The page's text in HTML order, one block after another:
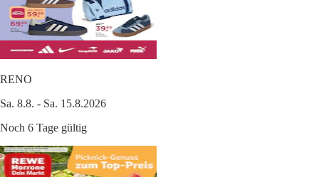
RENO
Sa. 8.8. - Sa. 15.8.2026
Noch 6 Tage gültig